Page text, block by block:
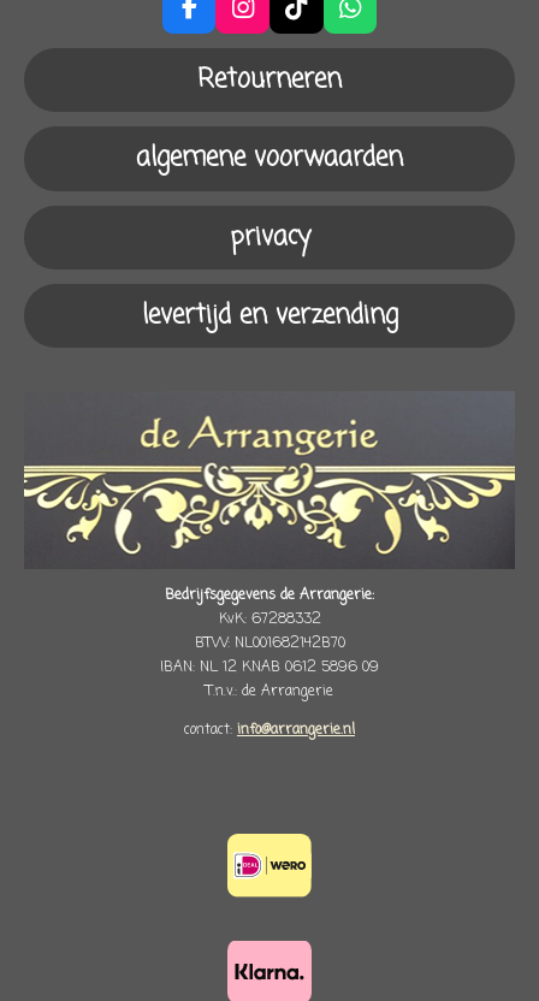
F
a
b
o
k
I
n
s
t
a
r
a
m
T
i
k
T
o
W
h
s
p
p
Retourneren
algemene voorwaarden
privacy
levertijd en verzending
Bedrijfsgegevens de Arrangerie:
KvK: 67288332
BTW: NL001682142B70
IBAN: NL 12 KNAB 0612 5896 09
T.n.v.: de Arrangerie
contact: info@arrangerie.nl